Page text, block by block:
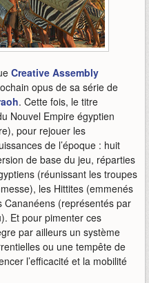
Creative Assembly
opus de sa série de
. Cette fois, le titre
Nouvel Empire égyptien
pour rejouer les
de l’époque : huit
de base du jeu, réparties
(réunissant les troupes
les Hittites (emmenés
Cananéens (représentés par
Et pour pimenter ces
par ailleurs un système
ou une tempête de
l’efficacité et la mobilité